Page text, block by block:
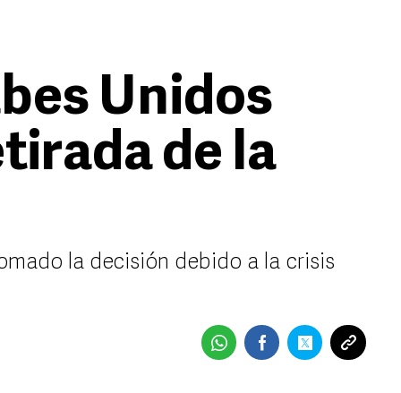
Unidos
de la
la decisión debido a la crisis